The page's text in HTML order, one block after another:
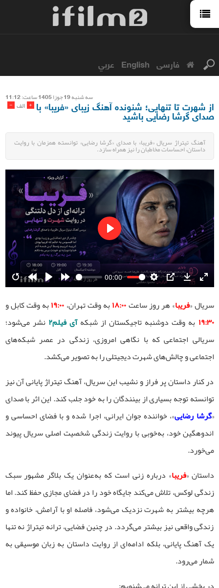
فارسی English عربي
سه شنبه 19 جوزا 1405 ساعت: 11:12
- الف + از شهرت تا تنهایی؛ شنونده آهنگ زیبای «فریبا» با
صدای گرشا رضایی باشید
آهنگ تیتراژ سریال «فریبا» با صدای «گرشا رضایی» توانسته همزمان با روایت
داستان، احساسات مخاطبان را نیز همراه سازد.
RestartRewindPlay Forward
00:00
Settings
PIP Download
Play
سریال «فریبا» هر روز ساعت به وقت تهران،۱۹:۰۰به وقت کابل و
۱۹:۳۰ به وقت دوشنبه تاجیکستان از شبکهآی فیلم۲ نشر می‌شود؛
سریالی اجتماعی که با نگاهی امروزی، زندگی در عصر شبکه‌های
اجتماعی و چالش‌های شهرت دیجیتلی را به تصویر می‌کشد.
در کنار داستان پر فراز و نشیب این سریال، آهنگ تیتراژ پایانی آن نیز
توانسته توجه بسیاری از بینندگان را به خود جلب کند. این اثر با صدای
«گرشا رضایی»، خواننده جوان ایرانی، اجرا شده و با فضای احساسی و
اندوهگین خود، به‌خوبی با روایت زندگی شخصیت اصلی سریال پیوند
می‌خورد.
داستان «فریبا» درباره زنی است که به‌عنوان یک بلاگر مشهور سبک
زندگی لوکس، تلاش می‌کند جایگاه خود را در فضای مجازی حفظ کند. اما
هرچه بیشتر به شهرت نزدیک می‌شود، فاصله او با آرامش، خانواده و
زندگی واقعی نیز بیشتر می‌گردد. در چنین فضایی، ترانه تیتراژ نه تنها
یک آهنگ پایانی، بلکه ادامه‌ای از روایت داستان به زبان موسیقی به
شمار می‌رود.